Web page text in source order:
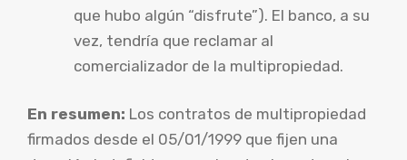
que hubo algún “disfrute”). El banco, a su
vez, tendría que reclamar al
comercializador de la multipropiedad.
En resumen: Los contratos de multipropiedad
firmados desde el 05/01/1999 que fijen una